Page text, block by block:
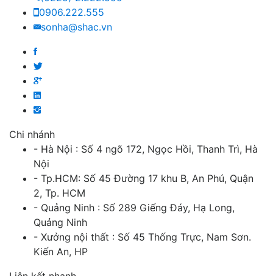
0906.222.555
sonha@shac.vn
Chi nhánh
- Hà Nội : Số 4 ngõ 172, Ngọc Hồi, Thanh Trì, Hà
Nội
- Tp.HCM: Số 45 Đường 17 khu B, An Phú, Quận
2, Tp. HCM
- Quảng Ninh : Số 289 Giếng Đáy, Hạ Long,
Quảng Ninh
- Xưởng nội thất : Số 45 Thống Trực, Nam Sơn.
Kiến An, HP